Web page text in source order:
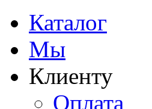
Каталог
Мы
Клиенту
Оплата